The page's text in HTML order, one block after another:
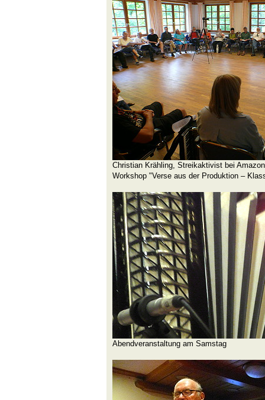
Christian Krähling, Streikaktivist bei
Workshop "Verse aus der Produktion –
Abendveranstaltung am Samstag